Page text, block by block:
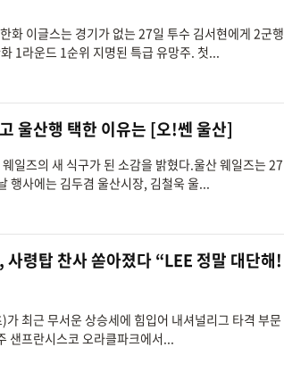
화 이글스는 경기가 없는 27일 투수 김서현에게 2군행
1라운드 1순위 지명된 특급 유망주. 첫...
울산행 택한 이유는 [오!쎈 울산]
일즈의 새 식구가 된 소감을 밝혔다.울산 웨일즈는 27
행사에는 김두겸 울산시장, 김철욱 울...
령탑 찬사 쏟아졌다 “LEE 정말 대단해!
최근 무서운 상승세에 힘입어 내셔널리그 타격 부문
샌프란시스코 오라클파크에서...